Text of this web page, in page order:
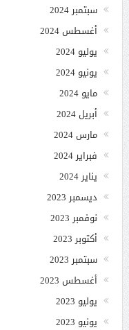
سبتمبر 2024
أغسطس 2024
يوليو 2024
يونيو 2024
مايو 2024
أبريل 2024
مارس 2024
فبراير 2024
يناير 2024
ديسمبر 2023
نوفمبر 2023
أكتوبر 2023
سبتمبر 2023
أغسطس 2023
يوليو 2023
يونيو 2023